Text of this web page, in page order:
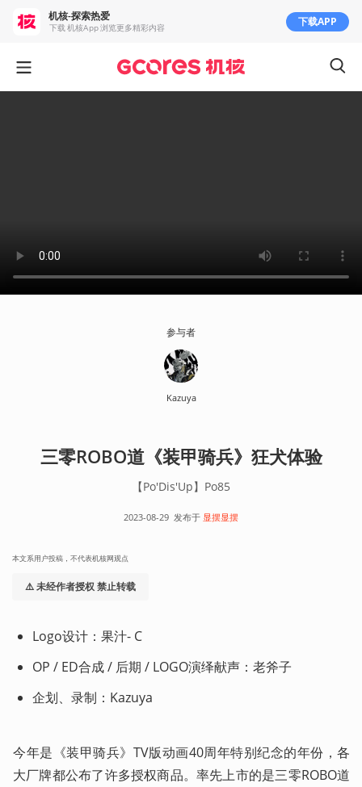
参与者
Kazuya
三零ROBO道《装甲骑兵》狂犬体验
【Po'Dis'Up】Po85
2023-08-29 发布于 显摆显摆
本文系用户投稿，不代表机核网观点
⚠️ 未经作者授权 禁止转载
Logo设计：果汁- C
OP / ED合成 / 后期 / LOGO演绎献声：老斧子
企划、录制：Kazuya
今年是《装甲骑兵》TV版动画40周年特别纪念的年份，各
大厂牌都公布了许多授权商品。率先上市的是三零ROBO道
机核-探索热爱
下载 机核App 浏览更多精彩内容 下载APP